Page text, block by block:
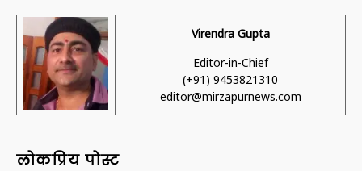
Virendra Gupta
Editor-in-Chief
(+91) 9453821310
editor@mirzapurnews.com
लोकप्रिय पोस्ट